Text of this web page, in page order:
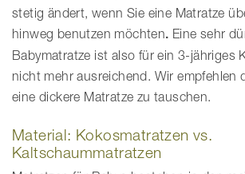
stetig ändert, wenn Sie eine Matratze
hinweg benutzen möchten. Eine sehr
Babymatratze ist also für ein 3-jähriges
nicht mehr ausreichend. Wir empfehlen
eine dickere Matratze zu tauschen.
Material: Kokosmatratzen vs.
Kaltschaummatratzen